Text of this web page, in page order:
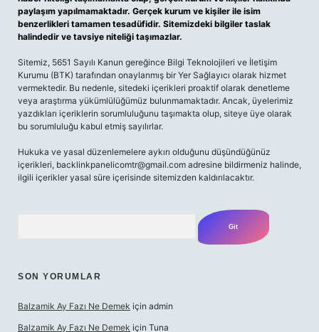
paylaşım yapılmamaktadır. Gerçek kurum ve kişiler ile isim
benzerlikleri tamamen tesadüfidir. Sitemizdeki bilgiler taslak
halindedir ve tavsiye niteliği taşımazlar.
Sitemiz, 5651 Sayılı Kanun gereğince Bilgi Teknolojileri ve İletişim
Kurumu (BTK) tarafından onaylanmış bir Yer Sağlayıcı olarak hizmet
vermektedir. Bu nedenle, sitedeki içerikleri proaktif olarak denetleme
veya araştırma yükümlülüğümüz bulunmamaktadır. Ancak, üyelerimiz
yazdıkları içeriklerin sorumluluğunu taşımakta olup, siteye üye olarak
bu sorumluluğu kabul etmiş sayılırlar.
Hukuka ve yasal düzenlemelere aykırı olduğunu düşündüğünüz
içerikleri, backlinkpanelicomtr@gmail.com adresine bildirmeniz halinde,
ilgili içerikler yasal süre içerisinde sitemizden kaldırılacaktır.
SON YORUMLAR
Balzamik Ay Fazı Ne Demek için admin
Balzamik Ay Fazı Ne Demek için Tuna